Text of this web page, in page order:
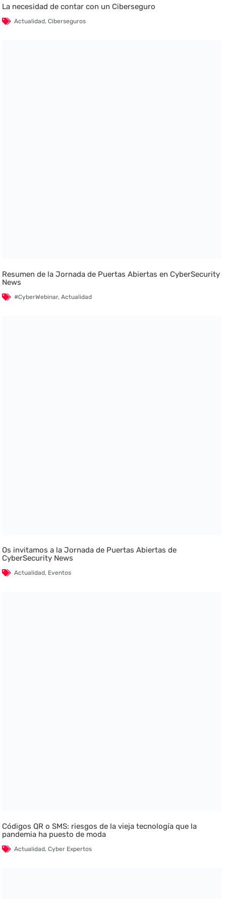
La necesidad de contar con un Ciberseguro
Actualidad,Ciberseguros
Resumen de la Jornada de Puertas Abiertas en CyberSecurity
News
#CyberWebinar,Actualidad
Os invitamos a la Jornada de Puertas Abiertas de
CyberSecurity News
Actualidad, Eventos
Códigos QR o SMS: riesgos de la vieja tecnología que la
pandemia ha puesto de moda
Actualidad,Cyber Expertos